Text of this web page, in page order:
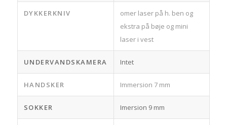
DYKKERKNIV
omer laser på h. ben og
ekstra på bøje og mini
laser i vest
UNDERVANDSKAMERA Intet
HANDSKER Immersion 7 mm
SOKKER Imersion 9 mm